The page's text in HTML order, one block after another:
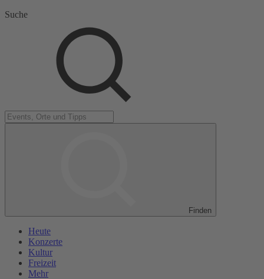
Suche
Finden
Heute
Konzerte
Kultur
Freizeit
Mehr